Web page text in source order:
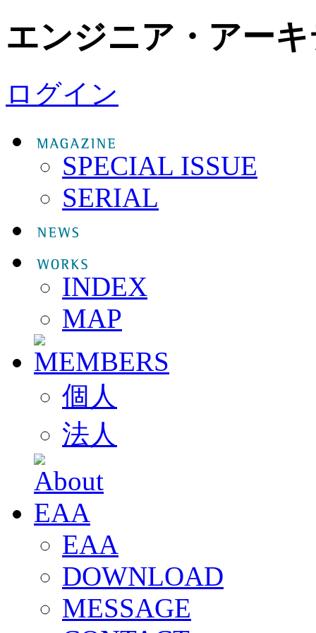
エンジニア・アー
ログイン
SPECIAL ISSUE
SERIAL
INDEX
MAP
個人
法人
EAA
DOWNLOAD
MESSAGE